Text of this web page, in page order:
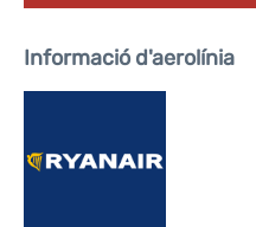
Informació d'aerolínia